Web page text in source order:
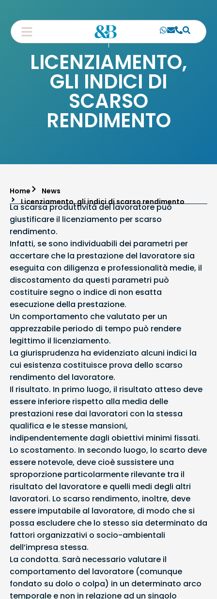
LICENZIAMENTO,
GLI INDICI DI
SCARSO
RENDIMENTO
Home
News
Licenziamento, gli indici di scarso rendimento
La scarsa produttività del lavoratore può
giustificare il licenziamento per scarso
rendimento.
Infatti, se sono individuabili dei parametri per
accertare che la prestazione del lavoratore sia
eseguita con diligenza e professionalità medie, il
discostamento da questi parametri può
costituire segno o indice di non esatta
esecuzione della prestazione.
Un comportamento che valutato per un
apprezzabile periodo di tempo può rendere
legittimo il licenziamento.
La giurisprudenza ha evidenziato alcuni indici la
cui esistenza costituisce prova dello scarso
rendimento del lavoratore.
Il risultato. In primo luogo, il risultato atteso deve
essere inferiore rispetto alla media delle
prestazioni rese dai lavoratori con la stessa
qualifica e le stesse mansioni,
indipendentemente dagli obiettivi minimi fissati.
Lo scostamento. In secondo luogo, lo scarto deve
essere notevole, deve cioè sussistere una
sproporzione particolarmente rilevante tra il
risultato del lavoratore e quelli medi degli altri
lavoratori. Lo scarso rendimento, inoltre, deve
essere imputabile al lavoratore, di modo che si
possa escludere che lo stesso sia determinato da
fattori organizzativi o socio-ambientali
dell’impresa stessa.
La condotta. Sarà necessario valutare il
comportamento del lavoratore (comunque
fondato su dolo o colpa) in un determinato arco
temporale e non in relazione ad un singolo